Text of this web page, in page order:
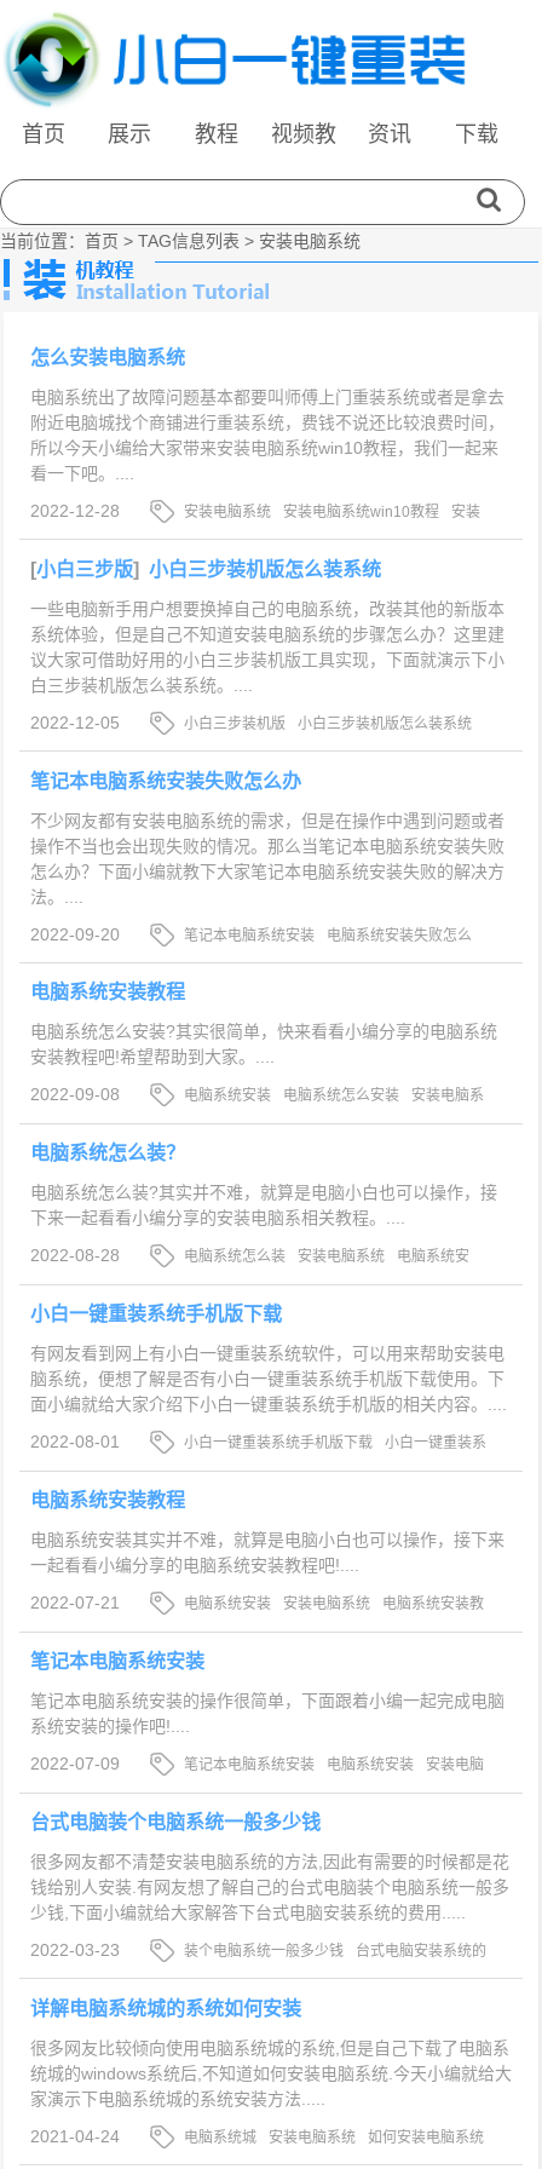
首页 展示 教程
视频教
资讯 下载
当前位置： 首页 > TAG信息列表 > 安装电脑系统
怎么安装电脑系统
电脑系统出了故障问题基本都要叫师傅上门重装系统或者是拿去
附近电脑城找个商铺进行重装系统，费钱不说还比较浪费时间，
所以今天小编给大家带来安装电脑系统win10教程，我们一起来
看一下吧。....
2022-12-28
安装电脑系统 安装电脑系统win10教程
安装
电脑系统win10方法步骤
[小白三步版] 小白三步装机版怎么装系统
一些电脑新手用户想要换掉自己的电脑系统，改装其他的新版本
系统体验，但是自己不知道安装电脑系统的步骤怎么办？这里建
议大家可借助好用的小白三步装机版工具实现，下面就演示下小
白三步装机版怎么装系统。....
2022-12-05
小白三步装机版
小白三步装机版怎么装系统
安装电脑系统
笔记本电脑系统安装失败怎么办
不少网友都有安装电脑系统的需求，但是在操作中遇到问题或者
操作不当也会出现失败的情况。那么当笔记本电脑系统安装失败
怎么办？下面小编就教下大家笔记本电脑系统安装失败的解决方
法。....
2022-09-20
笔记本电脑系统安装
电脑系统安装失败怎么
办
安装电脑系统
电脑系统安装教程
电脑系统怎么安装?其实很简单，快来看看小编分享的电脑系统
安装教程吧!希望帮助到大家。....
2022-09-08
电脑系统安装 电脑系统怎么安装
安装电脑系
统
电脑系统怎么装？
电脑系统怎么装?其实并不难，就算是电脑小白也可以操作，接
下来一起看看小编分享的安装电脑系相关教程。....
2022-08-28
电脑系统怎么装 安装电脑系统
电脑系统安
装
小白一键重装系统手机版下载
有网友看到网上有小白一键重装系统软件，可以用来帮助安装电
脑系统，便想了解是否有小白一键重装系统手机版下载使用。下
面小编就给大家介绍下小白一键重装系统手机版的相关内容。....
2022-08-01
小白一键重装系统手机版下载
小白一键重装系
统
安装电脑系统
电脑系统安装教程
电脑系统安装其实并不难，就算是电脑小白也可以操作，接下来
一起看看小编分享的电脑系统安装教程吧!....
2022-07-21
电脑系统安装 安装电脑系统
电脑系统安装教
程
笔记本电脑系统安装
笔记本电脑系统安装的操作很简单，下面跟着小编一起完成电脑
系统安装的操作吧!....
2022-07-09
笔记本电脑系统安装 电脑系统安装
安装电脑
系统
台式电脑装个电脑系统一般多少钱
很多网友都不清楚安装电脑系统的方法,因此有需要的时候都是花
钱给别人安装.有网友想了解自己的台式电脑装个电脑系统一般多
少钱,下面小编就给大家解答下台式电脑安装系统的费用.....
2022-03-23
装个电脑系统一般多少钱
台式电脑安装系统的
费用
安装电脑系统
详解电脑系统城的系统如何安装
很多网友比较倾向使用电脑系统城的系统,但是自己下载了电脑系
统城的windows系统后,不知道如何安装电脑系统.今天小编就给大
家演示下电脑系统城的系统安装方法.....
2021-04-24
电脑系统城 安装电脑系统
如何安装电脑系统
城的系统